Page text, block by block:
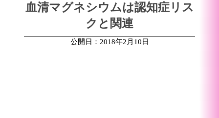
血清マグネシウムは認知症リス
クと関連
公開日：2018年2月10日